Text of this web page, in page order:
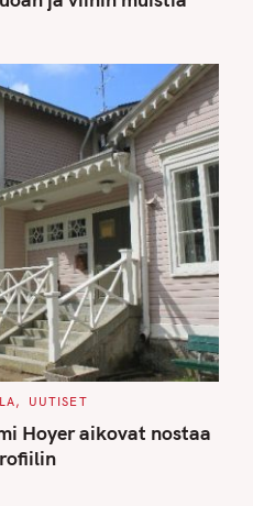
UUTISET
Hoyer aikovat nostaa